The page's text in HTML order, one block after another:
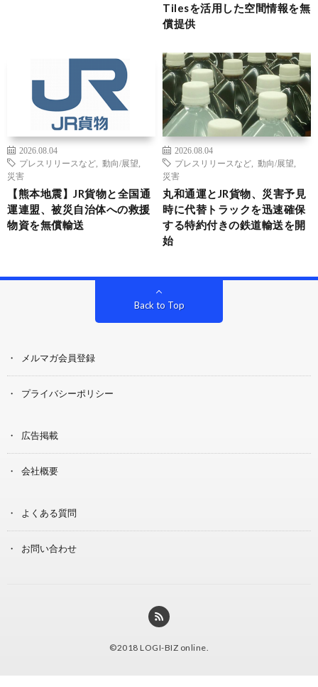
Tilesを活用した空間情報を無
償提供
2026.08.04
プレスリリースなど
動向/展望
災害
【熊本地震】JR貨物と全国通
運連盟、被災自治体への救援
物資を無償輸送
2026.08.04
プレスリリースなど
動向/展望
災害
丸和通運とJR貨物、災害予見
時に代替トラックを迅速確保
する特約付きの鉄道輸送を開
始
Back to Top
メルマガ会員登録
プライバシーポリシー
広告掲載
会社概要
よくある質問
お問い合わせ
©2018 LOGI-BIZ online